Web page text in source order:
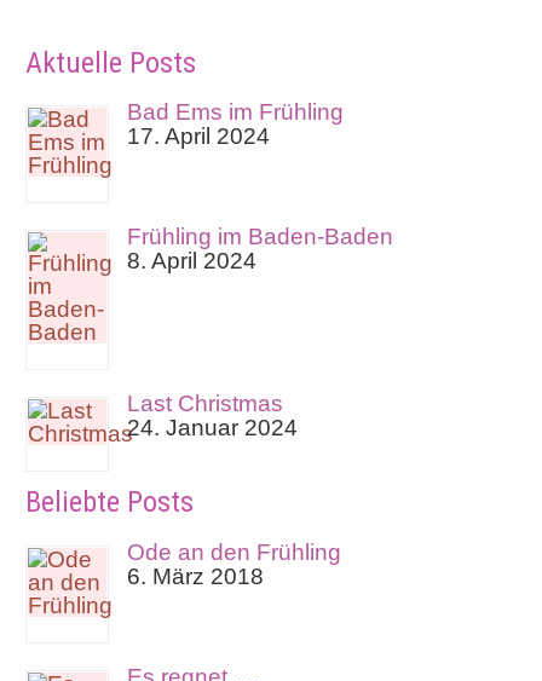
Aktuelle Posts
Bad Ems im Frühling
17. April 2024
Frühling im Baden-Baden
8. April 2024
Last Christmas
24. Januar 2024
Beliebte Posts
Ode an den Frühling
6. März 2018